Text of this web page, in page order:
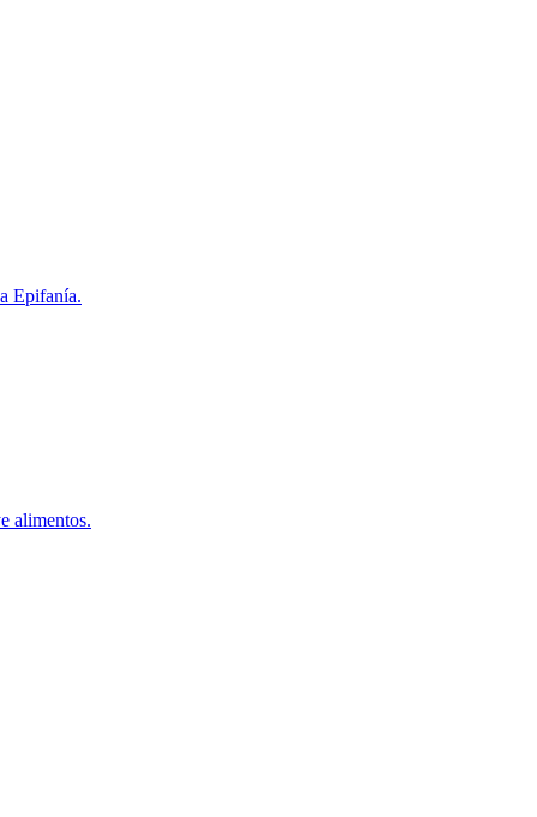
Epifanía.
alimentos.